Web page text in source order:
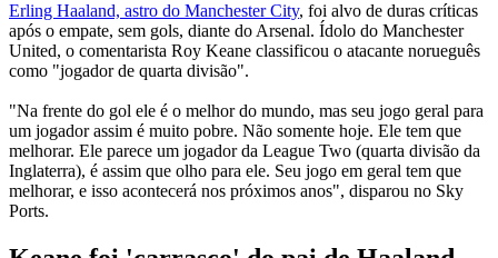
Erling Haaland, astro do Manchester City, foi alvo de duras críticas
após o empate, sem gols, diante do Arsenal. Ídolo do Manchester
United, o comentarista Roy Keane classificou o atacante norueguês
como "jogador de quarta divisão".
"Na frente do gol ele é o melhor do mundo, mas seu jogo geral para
um jogador assim é muito pobre. Não somente hoje. Ele tem que
melhorar. Ele parece um jogador da League Two (quarta divisão da
Inglaterra), é assim que olho para ele. Seu jogo em geral tem que
melhorar, e isso acontecerá nos próximos anos", disparou no Sky
Ports.